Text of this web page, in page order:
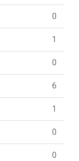
0
1
0
6
1
0
0